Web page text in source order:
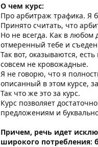
О чем курс:
Про арбитраж трафика. Я
Принято считать, что
Но не всегда. Как в любом
отмеренный тебе и
Так вот, оказываются,
совсем не кровожадные.
Я не говорю, что я
описанный в этом курсе,
Так что же это за курс.
Курс позволяет
предложениям и
Причем, речь идет
широкого потребления: